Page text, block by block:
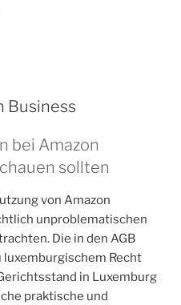
Business
bei Amazon
sollten
von Amazon
unproblematischen
Die in den AGB
luxemburgischem Recht
in Luxemburg
praktische und